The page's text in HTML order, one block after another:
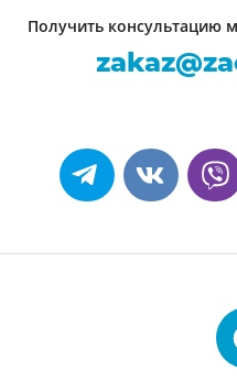
Получить консультацию
Написать